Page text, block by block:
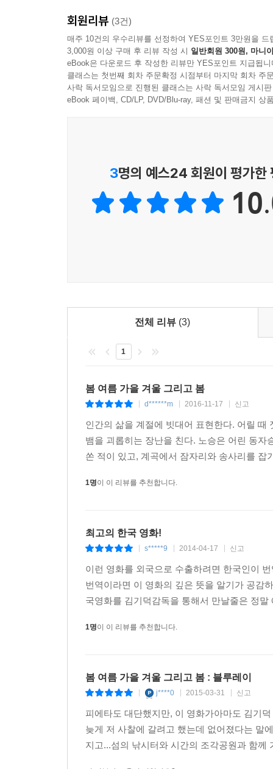
회원리뷰 (3건)
매주 10건의 우수리뷰를 선정하여 YES포인트 3만원을 드
3,000원 이상 구매 후 리뷰 작성 시 일반회원 300원, 마니
eBook은 다운로드 후 작성한 리뷰만 YES포인트 지급됩니
클래스는 첫번째 회차 주문확정 시점부터 마지막 회차 주
사락 독서모임으로 진행된 클래스는 사락 독서모임 게시
eBook 페이백, CD/LP, DVD/Blu-ray, 패션 및 판매금지 상
3명의 예스24 회원이 평가한
전체 리뷰 (3)
1
봄 여름 가을 겨울 그리고 봄
d******m 2016-11-17 신고
인간의 삶을 계절에 빗대어 표현한다. 어릴
뱀을 괴롭히는 장난을 친다. 노승은 어린 동
쏜 적이 있고, 계곡에서 잠자리와 송사리를
1명이 이 리뷰를 추천합니다.
최고의 한국 영화!
s*****9 2014-04-17 신고
이런 영화를 외국으로 수출하려면 한국인이
번역이라면 이 영화의 깊은 뜻을 알기가 공감
국영화를 김기덕감독을 통해서 만날줄은 정
1명이 이 리뷰를 추천합니다.
봄 여름 가을 겨울 그리고 봄 : 블루레이
j****0 2015-03-31 신고
피에타도 대단했지만, 이 영화가아마도 김기
늦게 저 사찰에 갈려고 했는데 없어졌다는 말
지고...섬의 낚시터와 시간의 조각공원과 함께